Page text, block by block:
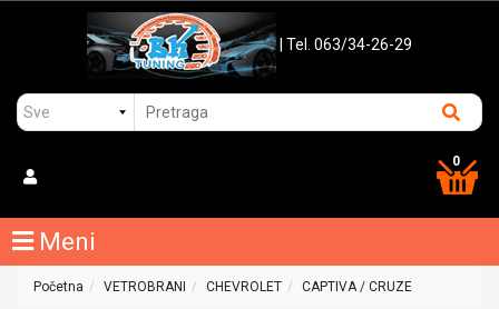
| Tel. 063/34-26-29
0
Meni
Početna VETROBRANI CHEVROLET CAPTIVA / CRUZE